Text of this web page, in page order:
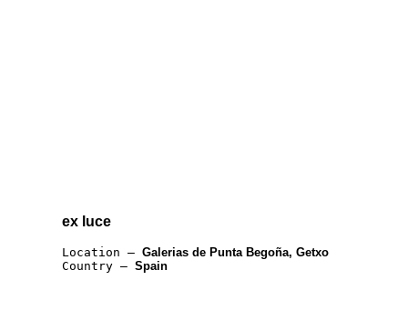
ex luce
Location — Galerias de Punta Begoña, Getxo
Country — Spain